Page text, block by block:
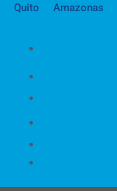
Quito Amazonas